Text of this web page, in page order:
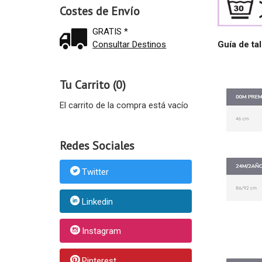
Costes de Envío
GRATIS *
Consultar Destinos
Tu Carrito (0)
El carrito de la compra está vacío
Redes Sociales
Twitter
Linkedin
Instagram
Guía de